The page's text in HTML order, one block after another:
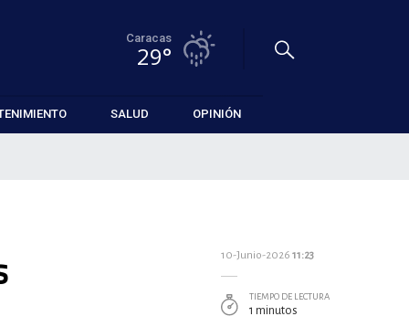
Caracas
29°
SALUD OPINIÓN
10-Junio-2026 11:23
TIEMPO DE LECTURA
1 minutos